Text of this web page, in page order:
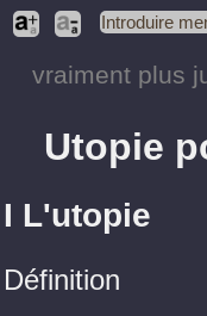
Introduire
vraiment plus
Utopie
I L'utopie
Définition